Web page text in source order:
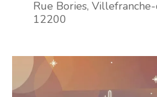
Rue Bories,
12200